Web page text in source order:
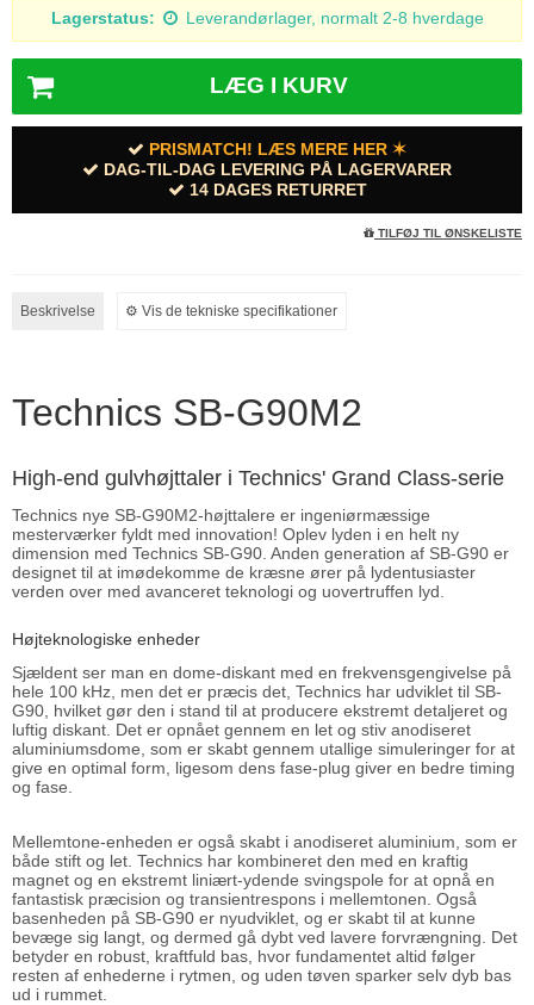
Lagerstatus: Leverandørlager, normalt 2-8 hverdage
LÆG I KURV
PRISMATCH! LÆS MERE HER ✶
DAG-TIL-DAG LEVERING PÅ LAGERVARER
14 DAGES RETURRET
TILFØJ TIL ØNSKELISTE
Beskrivelse ⚙︎ Vis de tekniske specifikationer
Technics SB-G90M2
High-end gulvhøjttaler i Technics' Grand Class-serie
Technics nye SB-G90M2-højttalere er ingeniørmæssige
mesterværker fyldt med innovation! Oplev lyden i en helt ny
dimension med Technics SB-G90. Anden generation af SB-G90 er
designet til at imødekomme de kræsne ører på lydentusiaster
verden over med avanceret teknologi og uovertruffen lyd.
Højteknologiske enheder
Sjældent ser man en dome-diskant med en frekvensgengivelse på
hele 100 kHz, men det er præcis det, Technics har udviklet til SB-
G90, hvilket gør den i stand til at producere ekstremt detaljeret og
luftig diskant. Det er opnået gennem en let og stiv anodiseret
aluminiumsdome, som er skabt gennem utallige simuleringer for at
give en optimal form, ligesom dens fase-plug giver en bedre timing
og fase.
Mellemtone-enheden er også skabt i anodiseret aluminium, som er
både stift og let. Technics har kombineret den med en kraftig
magnet og en ekstremt liniært-ydende svingspole for at opnå en
fantastisk præcision og transientrespons i mellemtonen. Også
basenheden på SB-G90 er nyudviklet, og er skabt til at kunne
bevæge sig langt, og dermed gå dybt ved lavere forvrængning. Det
betyder en robust, kraftfuld bas, hvor fundamentet altid følger
resten af enhederne i rytmen, og uden tøven sparker selv dyb bas
ud i rummet.